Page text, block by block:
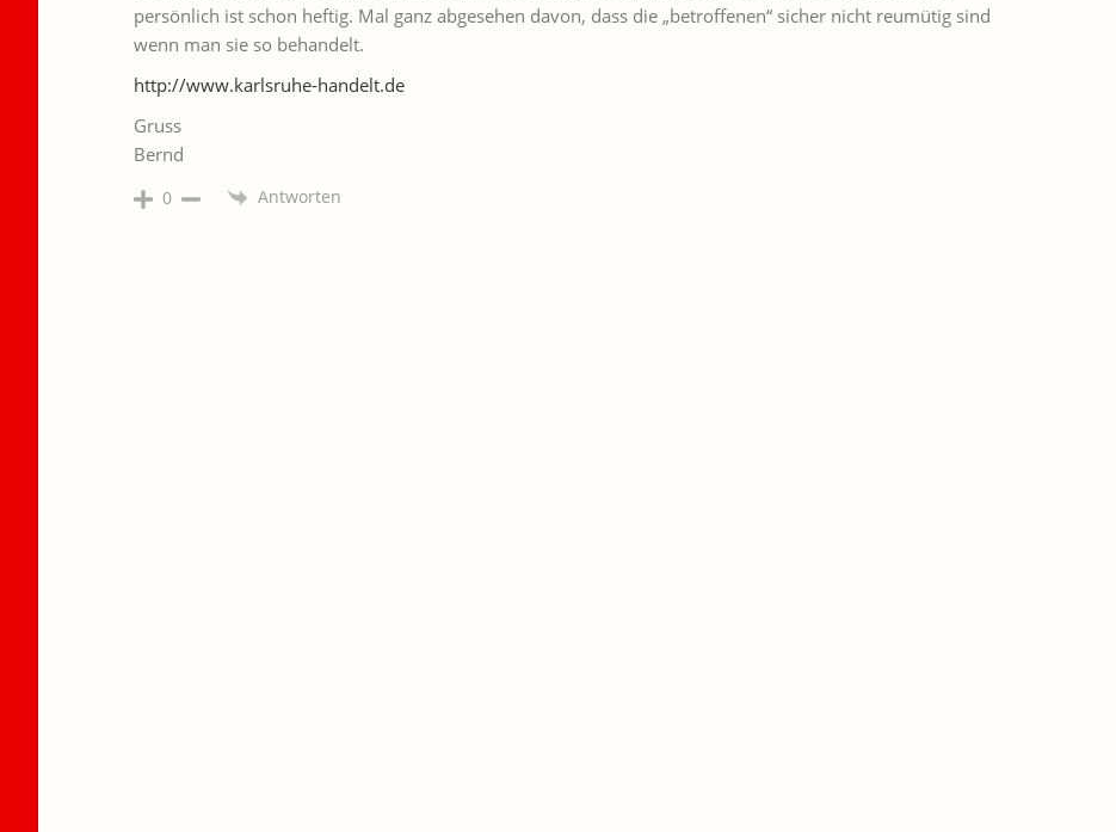
persönlich ist schon heftig. Mal ganz abgesehen davon, dass die „betroffenen“ sicher nicht reumütig sind
wenn man sie so behandelt.
http://www.karlsruhe-handelt.de
Gruss
Bernd
0 Antworten